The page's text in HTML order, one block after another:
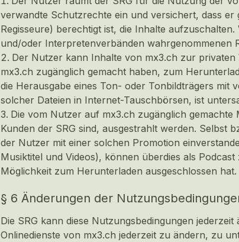
verwandte Schutzrechte ein und versichert, dass
Regisseure) berechtigt ist, die Inhalte
und/oder Interpretenverbänden wahrgenommenen
Der Nutzer kann Inhalte von mx3.ch zur
mx3.ch zugänglich gemacht haben, zum
die Herausgabe eines Ton- oder Tonbildträgers mit
solcher Dateien in Internet-Tauschbörsen, ist
Die vom Nutzer auf mx3.ch zugänglich
Kunden der SRG sind, ausgestrahlt werden. Selbst
der Nutzer mit einer solchen Promotion
Musiktitel und Videos), können überdies als
Möglichkeit zum Herunterladen ausgeschlossen hat.
§ 6 Änderungen der
Die SRG kann diese Nutzungsbedingungen
Onlinedienste von mx3.ch jederzeit zu ändern, zu